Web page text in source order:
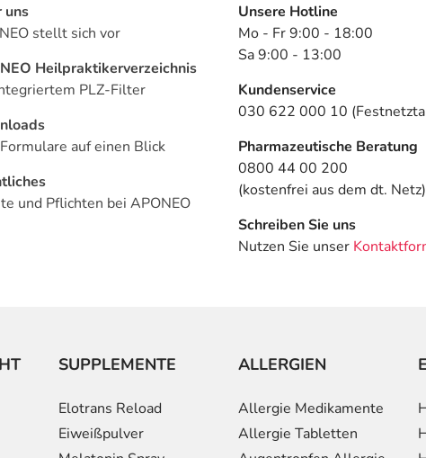
uns
stellt sich vor
Heilpraktikerverzeichnis
PLZ-Filter
auf einen Blick
und Pflichten bei APONEO
Unsere Hotline
Mo - Fr 9:00 - 18:00
Sa 9:00 - 13:00
Kundenservice
030 622 000 10
Pharmazeutische Beratung
0800 44 00 200
(kostenfrei aus dem dt. Netz)
Schreiben Sie uns
Nutzen Sie unser
SUPPLEMENTE
Elotrans Reload
Eiweißpulver
ALLERGIEN
Allergie Medikamente
Allergie Tabletten